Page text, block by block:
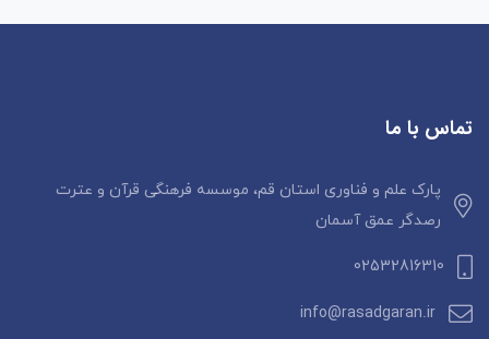
تماس با ما
پارک علم و فناوری استان قم، موسسه فرهنگی قرآن و عترت
رصدگر عمق آسمان
02532816310
info@rasadgaran.ir